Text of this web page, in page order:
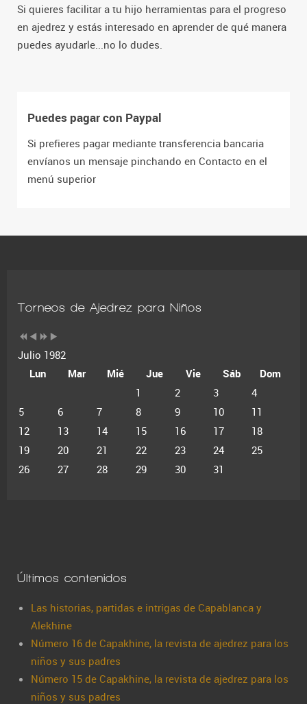
Si quieres facilitar a tu hijo herramientas para el progreso
en ajedrez y estás interesado en aprender de qué manera
puedes ayudarle...no lo dudes.
Puedes pagar con Paypal
Si prefieres pagar mediante transferencia bancaria
envíanos un mensaje pinchando en Contacto en el
menú superior
Torneos de Ajedrez para Niños
Julio 1982
Lun
Mar Mié Jue Vie Sáb
Dom
1
2 3
4
5
6 7 8 9 10
11
12
13 14 15 16 17
18
19
20 21 22 23 24
25
26
27 28 29 30 31
Últimos contenidos
Las historias, partidas e intrigas de Capablanca y
Alekhine
Número 16 de Capakhine, la revista de ajedrez para los
niños y sus padres
Número 15 de Capakhine, la revista de ajedrez para los
niños y sus padres